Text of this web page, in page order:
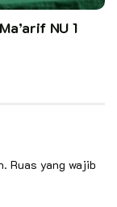
NU 1
Ruas yang wajib